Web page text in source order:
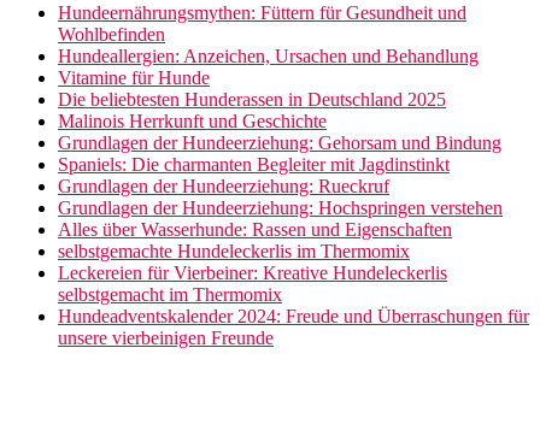
Hundeernährungsmythen: Füttern für Gesundheit und
Wohlbefinden
Hundeallergien: Anzeichen, Ursachen und Behandlung
Vitamine für Hunde
Die beliebtesten Hunderassen in Deutschland 2025
Malinois Herrkunft und Geschichte
Grundlagen der Hundeerziehung: Gehorsam und Bindung
Spaniels: Die charmanten Begleiter mit Jagdinstinkt
Grundlagen der Hundeerziehung: Rueckruf
Grundlagen der Hundeerziehung: Hochspringen verstehen
Alles über Wasserhunde: Rassen und Eigenschaften
selbstgemachte Hundeleckerlis im Thermomix
Leckereien für Vierbeiner: Kreative Hundeleckerlis
selbstgemacht im Thermomix
Hundeadventskalender 2024: Freude und Überraschungen für
unsere vierbeinigen Freunde